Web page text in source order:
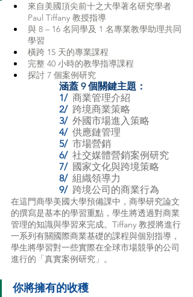
來自美國頂尖前十之大學著名研究學者
Paul Tiffany 教授指導
與 8 – 16 名同學及 1 名專業教學助理共同
學習
橫跨 15 天的專業課程
完整 40 小時的教學指導課程
探討 7 個案例研究
涵蓋 9 個關鍵主題：
1/ 商業管理介紹
2/ 跨境商業策略
3/ 外國市場進入策略
4/ 供應鏈管理
5/ 市場營銷
6/ 社交媒體營銷案例研究
7/ 國家文化與跨境策略
8/ 組織領導力
9/ 跨境公司的商業行為
在這門商學美國大學預備課中，商學研究論文
的撰寫是基本的學習重點，學生將透過對商業
管理的知識與學習來完成。Tiffany 教授將進行
一系列有關國際商業基礎的課程與個別指導，
學生將學習對一些實際在全球市場競爭的公司
進行的「真實案例研究」。
你將擁有的收穫